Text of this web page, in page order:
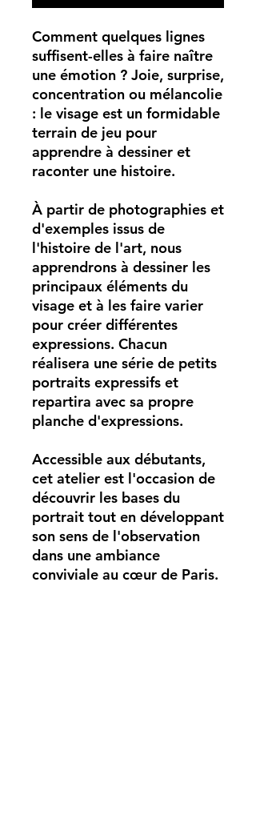
Comment quelques lignes
suffisent-elles à faire naître
une émotion ? Joie, surprise,
concentration ou mélancolie
: le visage est un formidable
terrain de jeu pour
apprendre à dessiner et
raconter une histoire.
À partir de photographies et
d'exemples issus de
l'histoire de l'art, nous
apprendrons à dessiner les
principaux éléments du
visage et à les faire varier
pour créer différentes
expressions. Chacun
réalisera une série de petits
portraits expressifs et
repartira avec sa propre
planche d'expressions.
Accessible aux débutants,
cet atelier est l'occasion de
découvrir les bases du
portrait tout en développant
son sens de l'observation
dans une ambiance
conviviale au cœur de Paris.